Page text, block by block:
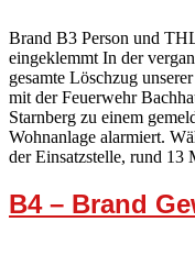
Brand B3 Person und
eingeklemmt In der
gesamte Löschzug
mit der Feuerwehr
Starnberg zu einem
Wohnanlage alarmiert.
der Einsatzstelle, rund
B4 – Brand